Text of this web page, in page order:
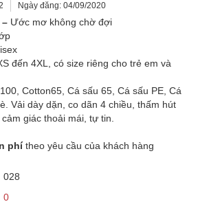
Ngày đăng: 04/09/2020
– Ước mơ không chờ đợi
đến 4XL, có size riêng cho trẻ em và
Cotton65, Cá sấu 65, Cá sấu PE, Cá
Vải dày dặn, co dãn 4 chiều, thấm hút
giác thoải mái, tự tin.
phítheo yêu cầu của khách hàng
028
0